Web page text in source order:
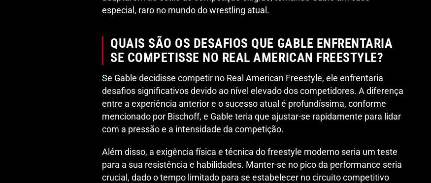
especial, raro no mundo do wrestling atual.
QUAIS SÃO OS DESAFIOS QUE GABLE ENFRENTARIA
SE COMPETISSE NO REAL AMERICAN FREESTYLE?
Se Gable decidisse competir no Real American Freestyle, ele enfrentaria
desafios significativos devido ao nível elevado dos competidores. A diferença
entre a experiência anterior e o sucesso atual é profundíssima, conforme
mencionado por Bischoff, e Gable teria que ajustar-se rapidamente para lidar
com a pressão e a intensidade da competição.
Além disso, a exigência física e técnica do freestyle moderno seria um teste
para a sua resistência e habilidades. Manter-se no pico da performance seria
crucial, dado o tempo limitado para se estabelecer no circuito competitivo